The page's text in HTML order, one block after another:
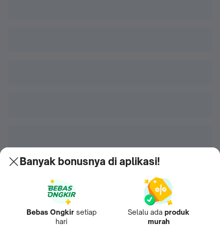
Banyak bonusnya di aplikasi!
Bebas Ongkir setiap
hari
Selalu ada produk
murah